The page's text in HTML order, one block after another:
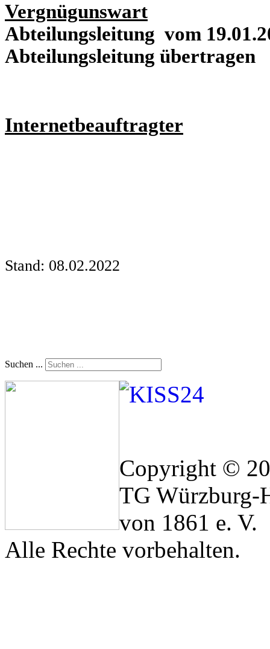
Vergnügunswart
Abteilungsleitung vom
Abteilungsleitung übertragen
Internetbeauftragter
Stand: 08.02.2022
Suchen ...
Copyright ©
TG Würzburg-
von 1861 e. V.
Alle Rechte vorbehalten.